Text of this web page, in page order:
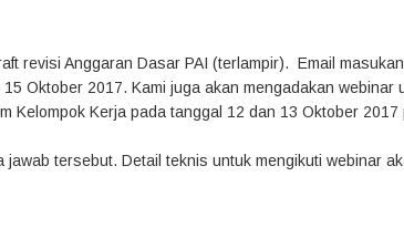
revisi Anggaran Dasar PAI (terlampir). Email
Oktober 2017. Kami juga akan mengadakan webinar
Kelompok Kerja pada tanggal 12 dan 13 Oktober
tersebut. Detail teknis untuk mengikuti webinar